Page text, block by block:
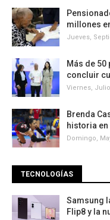
millones
Jueves,
Más de
concluir
Viernes,
Brenda
historia
Domingo,
TECNOLOGÍAS
Samsung
Flip8 y la